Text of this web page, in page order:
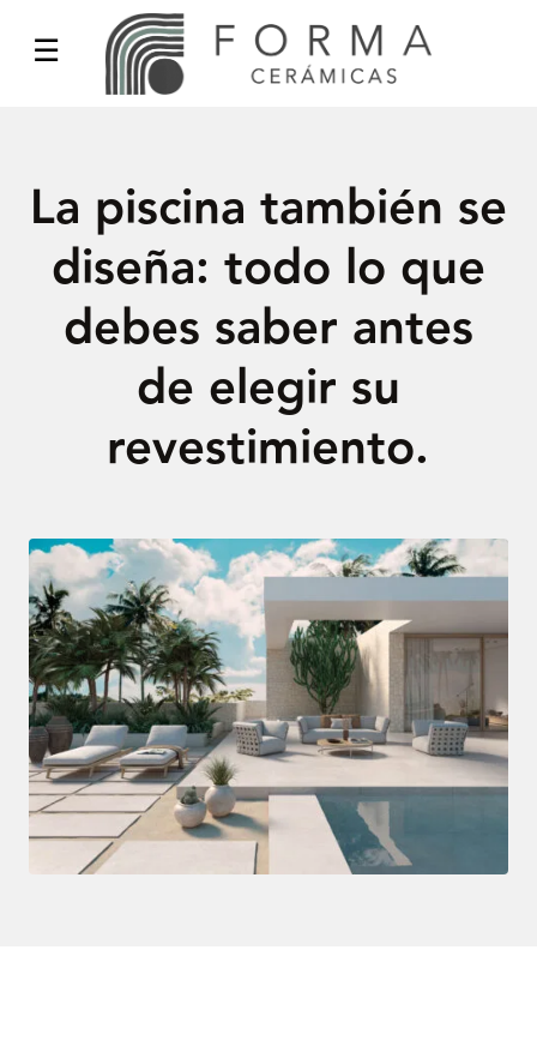
La piscina también se
diseña: todo lo que
debes saber antes
de elegir su
revestimiento.